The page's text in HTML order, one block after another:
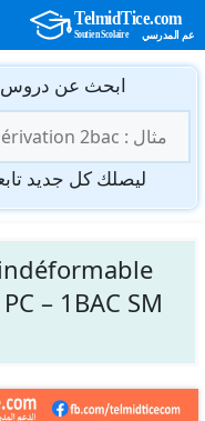
انتقل
المحتوى
ابحث عن دروس
عن:
ليصلك كل جديد
– 1BAC SM